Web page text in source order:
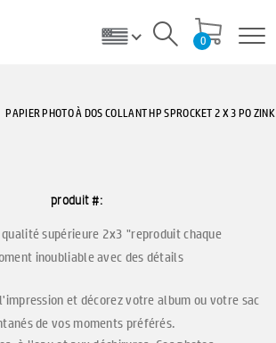
0
PAPIER PHOTO À DOS COLLANT HP SPROCKET 2 X 3 PO
produit #:
supérieure 2x3 "reproduit chaque
inoubliable avec des détails
et décorez votre album ou votre sac
de vos moments préférés.